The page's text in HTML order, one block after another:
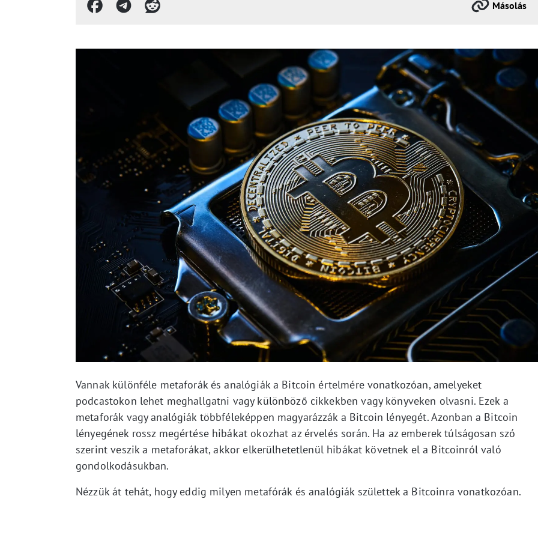
Másolás
Vannak különféle metaforák és analógiák a Bitcoin értelmére vonatkozóan, amelyeket
podcastokon lehet meghallgatni vagy különböző cikkekben vagy könyveken olvasni. Ezek a
metaforák vagy analógiák többféleképpen magyarázzák a Bitcoin lényegét. Azonban a Bitcoin
lényegének rossz megértése hibákat okozhat az érvelés során. Ha az emberek túlságosan szó
szerint veszik a metaforákat, akkor elkerülhetetlenül hibákat követnek el a Bitcoinról való
gondolkodásukban.
Nézzük át tehát, hogy eddig milyen metafórák és analógiák születtek a Bitcoinra vonatkozóan.